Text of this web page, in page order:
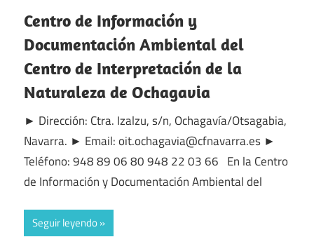
Centro de Información y
Documentación Ambiental del
Centro de Interpretación de la
Naturaleza de Ochagavia
► Dirección: Ctra. Izalzu, s/n, Ochagavía/Otsagabia,
Navarra. ► Email: oit.ochagavia@cfnavarra.es ►
Teléfono: 948 89 06 80 948 22 03 66 En la Centro
de Información y Documentación Ambiental del
Seguir leyendo